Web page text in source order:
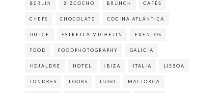
BERLIN BIZCOCHO BRUNCH CAFÉS
CHEFS CHOCOLATE COCINA ATLÁNTICA
DULCE ESTRELLA MICHELIN EVENTOS
FOOD FOODPHOTOGRAPHY GALICIA
HOJALDRE HOTEL IBIZA ITALIA LISBOA
LONDRES LOOKS LUGO MALLORCA